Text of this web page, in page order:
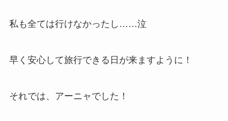
私も全ては行けなかったし……泣
早く安心して旅行できる日が来ますように！
それでは、アーニャでした！